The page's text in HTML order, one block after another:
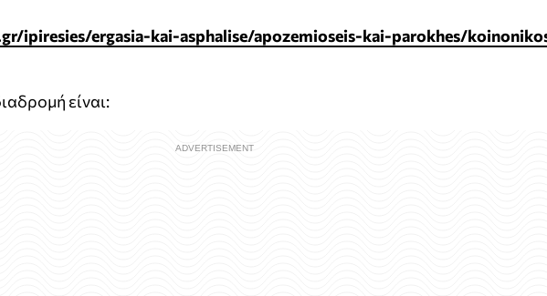
ipiresies/ergasia-kai-asphalise/apozemioseis-kai-parokhes/
είναι: